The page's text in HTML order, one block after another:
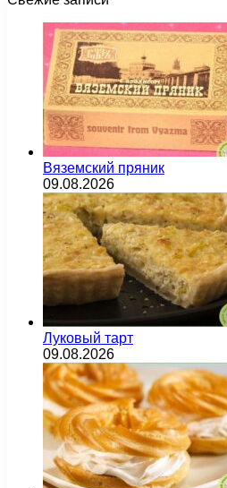
Вяземский пряник
09.08.2026
Луковый тарт
09.08.2026